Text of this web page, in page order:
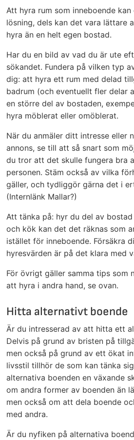
Att hyra rum som inneboende
lösning, dels kan det vara lättare
hyra än en helt egen bostad.
Har du en bild av vad du är ute
sökandet. Fundera på vilken typ
dig: att hyra ett rum med delad
badrum (och eventuellt fler delar
en större del av bostaden,
hyra möblerat eller omöblerat.
När du anmäler ditt intresse eller
annons, se till att så snart som
du tror att det skulle fungera bra
personen. Stäm också av vilka
gäller, och tydliggör gärna det i
(Internlänk Mallar?)
Att tänka på: hyr du del av
och kök kan det det räknas som
istället för inneboende. Försäkra
hyresvärden är på det klara med
För övrigt gäller samma tips som
att hyra i andra hand, se ovan.
Hitta alternativt boende
Är du intresserad av att hitta ett
Delvis på grund av bristen på
men också på grund av ett ökat
livsstil tillhör de som kan tänka
alternativa boenden en växande
om andra former av boenden än
men också om att dela boende
med andra.
Är du nyfiken på alternativa